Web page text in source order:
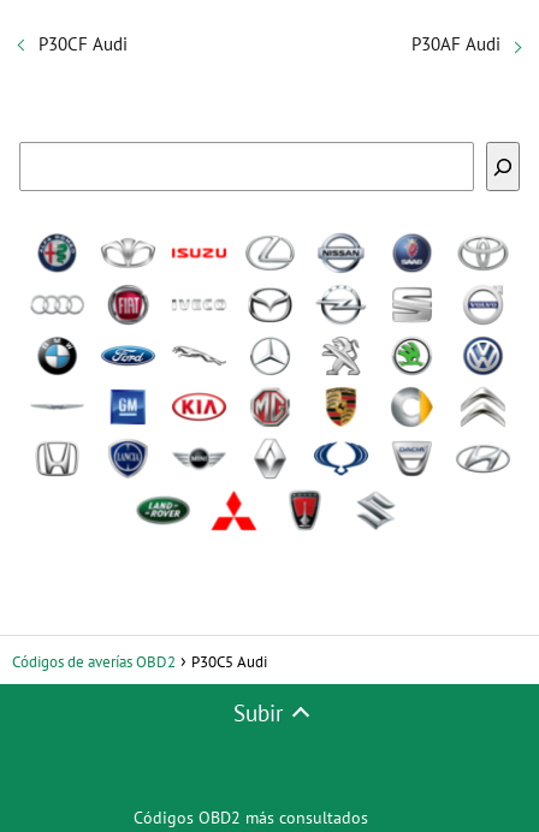
P30CF Audi P30AF Audi
Códigos de averías OBD2 P30C5 Audi
Subir
Códigos OBD2 más consultados